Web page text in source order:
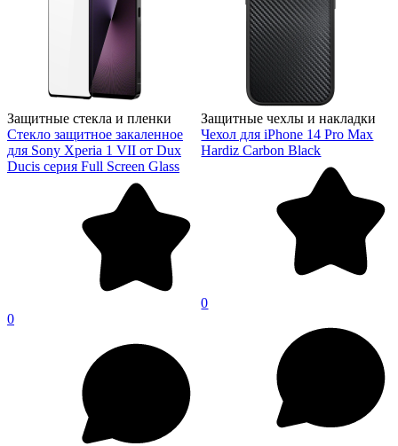
Защитные стекла и пленки
Стекло защитное закаленное
для Sony Xperia 1 VII от Dux
Ducis серия Full Screen Glass
0
Защитные чехлы и накладки
Чехол для iPhone 14 Pro Max
Hardiz Carbon Black
0